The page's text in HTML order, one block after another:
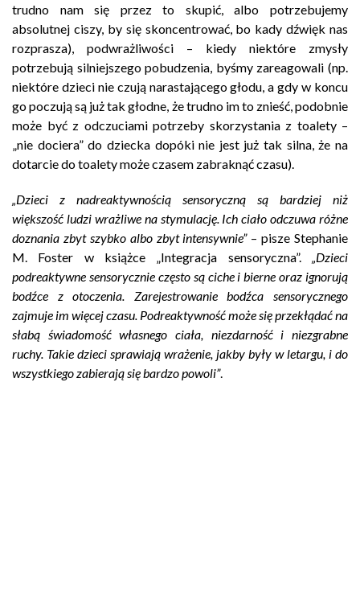
trudno nam się przez to skupić, albo potrzebujemy
absolutnej ciszy, by się skoncentrować, bo kady dźwięk nas
rozprasza), podwrażliwości – kiedy niektóre zmysły
potrzebują silniejszego pobudzenia, byśmy zareagowali (np.
niektóre dzieci nie czują narastającego głodu, a gdy w koncu
go poczują są już tak głodne, że trudno im to znieść, podobnie
może być z odczuciami potrzeby skorzystania z toalety –
„nie dociera” do dziecka dopóki nie jest już tak silna, że na
dotarcie do toalety może czasem zabraknąć czasu).
„Dzieci z nadreaktywnością sensoryczną są bardziej niż
większość ludzi wrażliwe na stymulację. Ich ciało odczuwa różne
doznania zbyt szybko albo zbyt intensywnie”– pisze Stephanie
M. Foster w książce „Integracja sensoryczna”. „Dzieci
podreaktywne sensorycznie często są ciche i bierne oraz ignorują
bodźce z otoczenia. Zarejestrowanie bodźca sensorycznego
zajmuje im więcej czasu. Podreaktywność może się przekłądać na
słabą świadomość własnego ciała, niezdarność i niezgrabne
ruchy. Takie dzieci sprawiają wrażenie, jakby były w letargu, i do
wszystkiego zabierają się bardzo powoli”.